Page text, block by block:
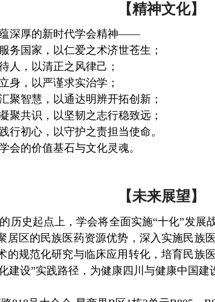
【精神文化】
深厚的新时代学会精神——
国家，以仁爱之术济世苍生；
，以清正之风律己；
，以严谨求实治学；
智慧，以通达明辨开拓创新；
共识，以坚韧之志行稳致远；
初心，以守护之责担当使命。
会的价值基石与文化灵魂。
【未来展望】
历史起点上，学会将全面实施“十化”发
居区的民族医药资源优势，深入实施民族
的规范化研究与临床应用转化，培育民族
建设”实践路径，为健康四川与健康中国建